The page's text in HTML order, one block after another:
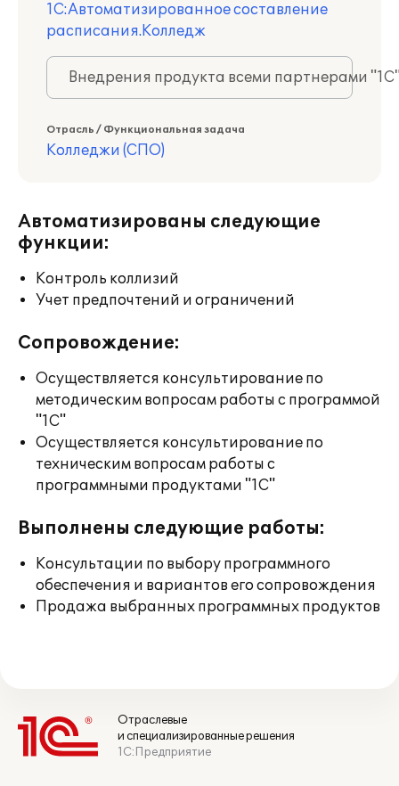
1С:Автоматизированное составление
расписания.Колледж
Внедрения продукта всеми партнерами
Отрасль / Функциональная задача
Колледжи (СПО)
Автоматизированы следующие
функции:
Контроль коллизий
Учет предпочтений и ограничений
Сопровождение:
Осуществляется консультирование по
методическим вопросам работы с программой
"1С"
Осуществляется консультирование по
техническим вопросам работы с
программными продуктами "1С"
Выполнены следующие работы:
Консультации по выбору программного
обеспечения и вариантов его сопровождения
Продажа выбранных программных продуктов
Отраслевые
и специализированные решения
1С:Предприятие